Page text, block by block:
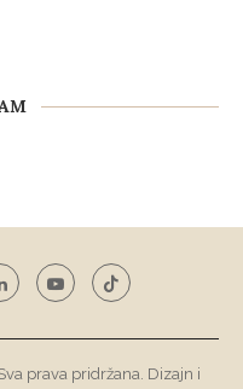
prava pridržana. Dizajn i